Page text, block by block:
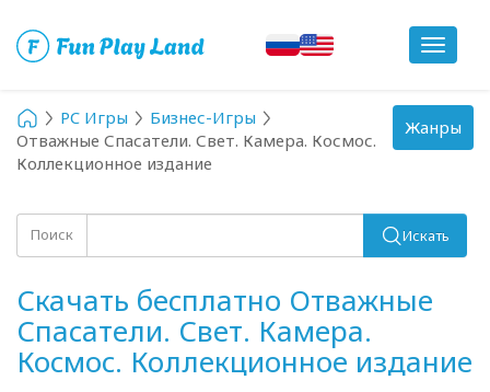
Toggle
PC Игры
Бизнес-Игры
Отважные Спасатели. Свет. Камера. Космос.
Коллекционное издание
Поиск Искать
Скачать бесплатно Отважные
Спасатели. Свет. Камера.
Космос. Коллекционное издание
Toggle
navigation
Жанры